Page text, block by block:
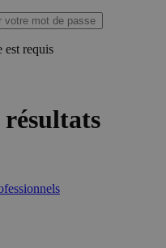
est requis
résultats